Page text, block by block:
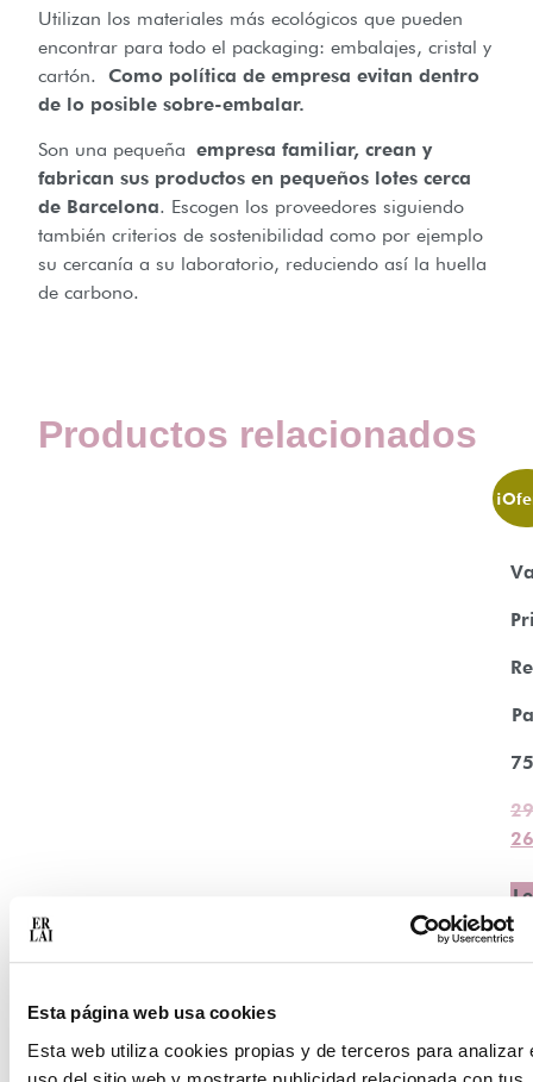
Esta página web usa cookies
Esta web utiliza cookies propias y de terceros para analizar
Utilizan los materiales más ecológicos que pueden
encontrar para todo el packaging: embalajes, cristal y
cartón. Como política de empresa evitan dentro
de lo posible sobre-embalar.
Son una pequeña empresa familiar, crean y
fabrican sus productos en pequeños lotes cerca
de Barcelona. Escogen los proveedores siguiendo
también criterios de sostenibilidad como por ejemplo
su cercanía a su laboratorio, reduciendo así la huella
de carbono.
Productos relacionados